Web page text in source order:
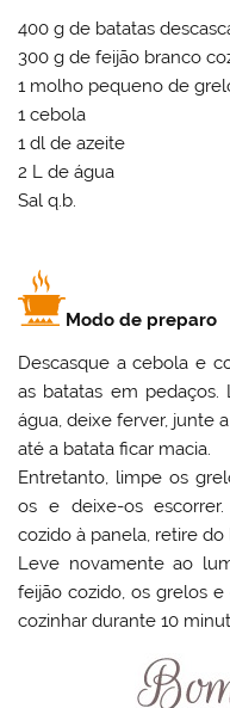
400 g de batatas
300 g de feijão branco
1 molho pequeno de
1 cebola
1 dl de azeite
2 L de água
Sal q.b.
Modo de preparo
Descasque a cebola e
as batatas em
água, deixe ferver, junte
até a batata ficar macia.
Entretanto, limpe os
os e deixe-os
cozido à panela, retire
Leve novamente ao
feijão cozido, os grelos
cozinhar durante 10